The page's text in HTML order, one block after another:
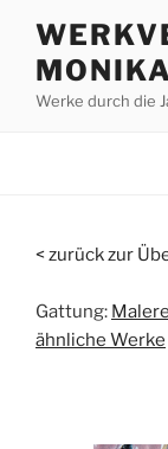
Inhalt
springen
Werke durch die
< zurück zur
Gattung:
ähnliche Werke